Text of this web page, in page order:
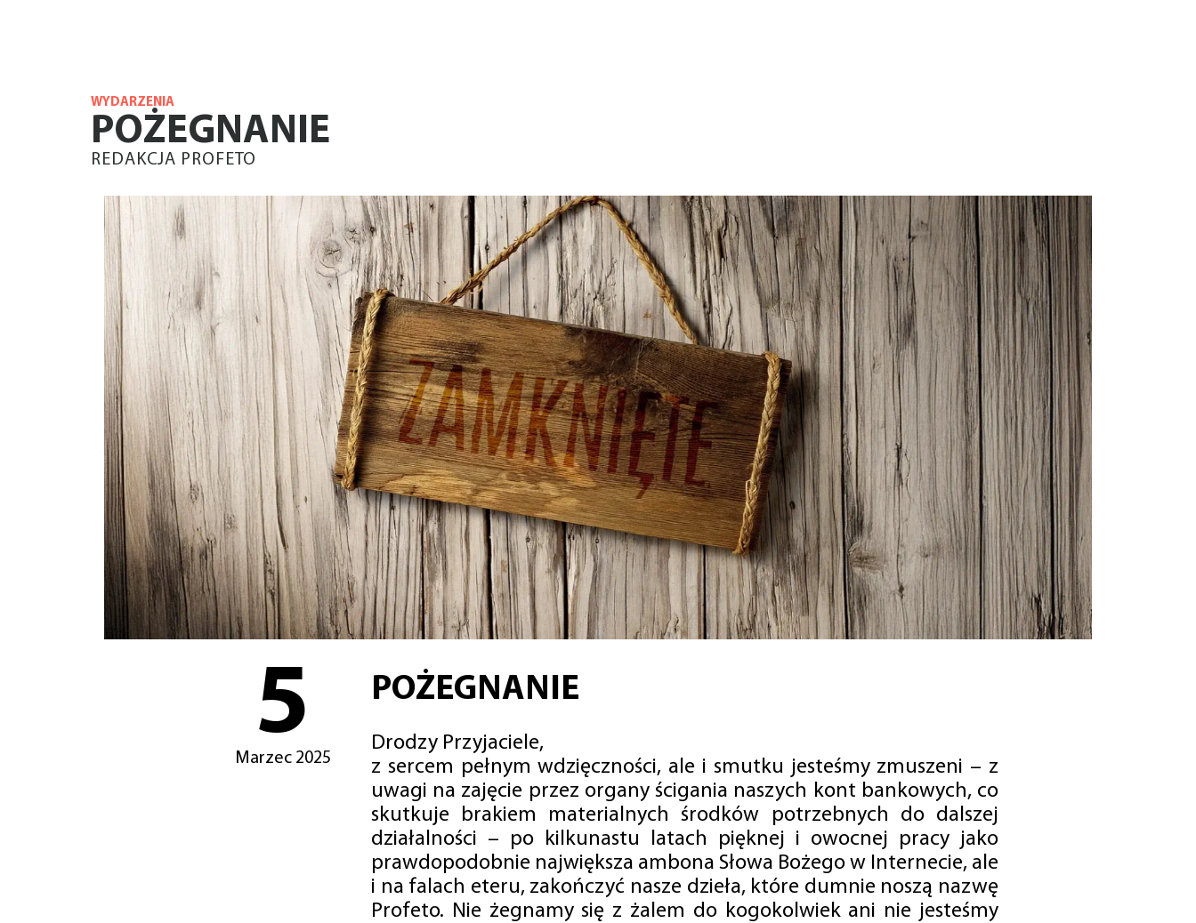
WYDARZENIA
POŻEGNANIE
REDAKCJA PROFETO
5
Marzec 2025
POŻEGNANIE
Drodzy Przyjaciele,
z sercem pełnym wdzięczności, ale i smutku jesteśmy zmuszeni – z
uwagi na zajęcie przez organy ścigania naszych kont bankowych, co
skutkuje brakiem materialnych środków potrzebnych do dalszej
działalności – po kilkunastu latach pięknej i owocnej pracy jako
prawdopodobnie największa ambona Słowa Bożego w Internecie, ale
i na falach eteru, zakończyć nasze dzieła, które dumnie noszą nazwę
Profeto. Nie żegnamy się z żalem do kogokolwiek ani nie jesteśmy